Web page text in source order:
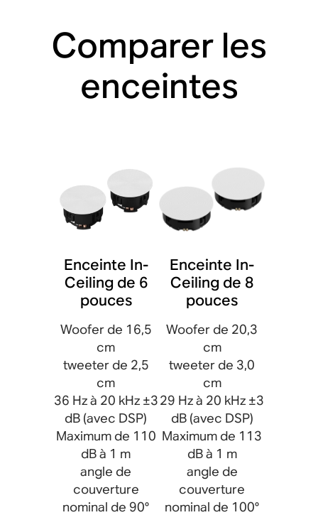
Comparer les
enceintes
Enceinte In-
Ceiling de 6
pouces
Woofer de 16,5
cm
tweeter de 2,5
cm
36 Hz à 20 kHz ±3
dB (avec DSP)
Maximum de 110
dB à 1 m
angle de
couverture
nominal de 90°
Enceinte In-
Ceiling de 8
pouces
Woofer de 20,3
cm
tweeter de 3,0
cm
29 Hz à 20 kHz ±3
dB (avec DSP)
Maximum de 113
dB à 1 m
angle de
couverture
nominal de 100°